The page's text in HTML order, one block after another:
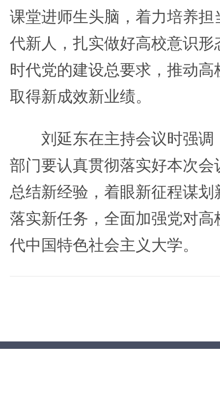
课堂进师生头脑，着力培养
代新人，扎实做好高校意识
时代党的建设总要求，推动
取得新成效新业绩。
刘延东在主持会议时强调
部门要认真贯彻落实好本次
总结新经验，着眼新征程谋
落实新任务，全面加强党对
代中国特色社会主义大学。